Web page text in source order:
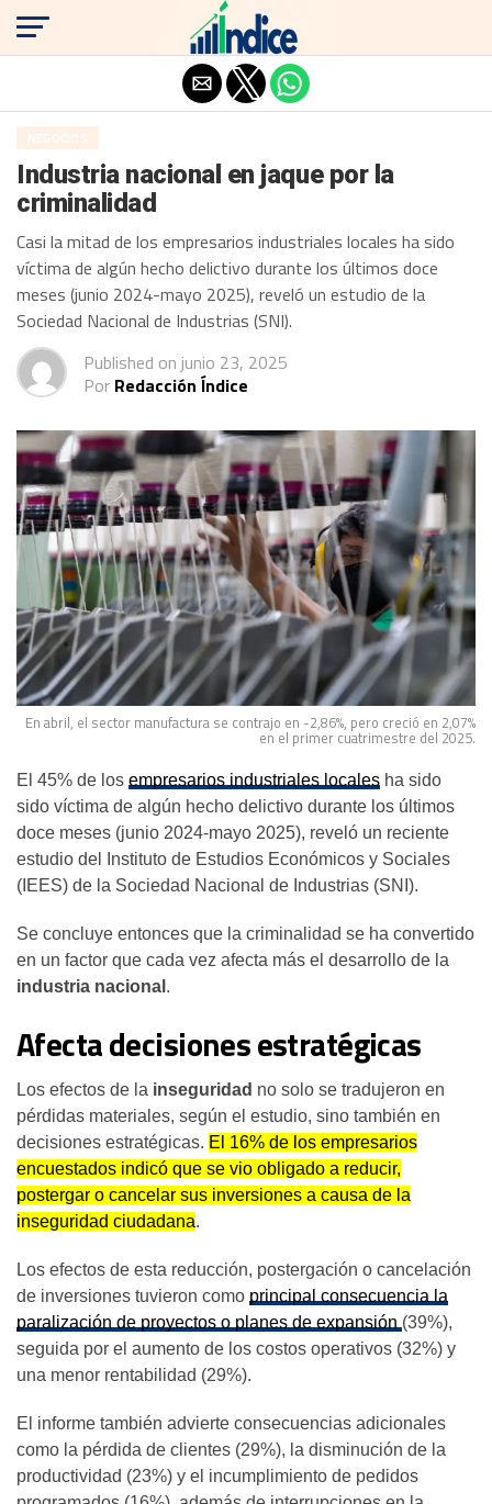
NEGOCIOS
Industria nacional en jaque por la
criminalidad
Casi la mitad de los empresarios industriales locales ha sido
víctima de algún hecho delictivo durante los últimos doce
meses (junio 2024-mayo 2025), reveló un estudio de la
Sociedad Nacional de Industrias (SNI).
Published on junio 23, 2025
Por Redacción Índice
En abril, el sector manufactura se contrajo en -2,86%, pero creció en 2,07%
en el primer cuatrimestre del 2025.
El 45% de los empresarios industriales locales ha sido
sido víctima de algún hecho delictivo durante los últimos
doce meses (junio 2024-mayo 2025), reveló un reciente
estudio del Instituto de Estudios Económicos y Sociales
(IEES) de la Sociedad Nacional de Industrias (SNI).
Se concluye entonces que la criminalidad se ha convertido
en un factor que cada vez afecta más el desarrollo de la
industria nacional .
Afecta decisiones estratégicas
Los efectos de la inseguridad no solo se tradujeron en
pérdidas materiales, según el estudio, sino también en
decisiones estratégicas. El 16% de los empresarios
encuestados indicó que se vio obligado a reducir,
postergar o cancelar sus inversiones a causa de la
inseguridad ciudadana.
Los efectos de esta reducción, postergación o cancelación
de inversiones tuvieron como principal consecuencia la
paralización de proyectos o planes de expansión (39%),
seguida por el aumento de los costos operativos (32%) y
una menor rentabilidad (29%).
El informe también advierte consecuencias adicionales
como la pérdida de clientes (29%), la disminución de la
productividad (23%) y el incumplimiento de pedidos
Salir de la versión móvil